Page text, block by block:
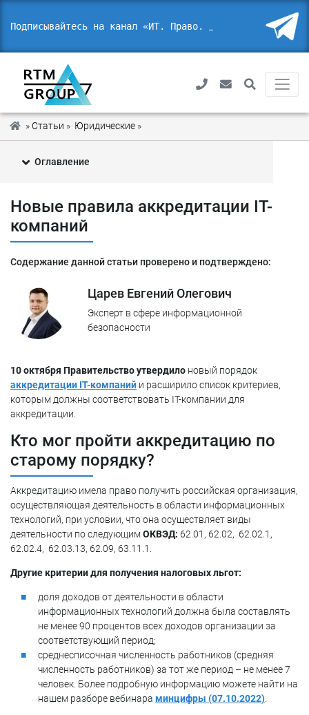
Подписывайтесь на канал «ИТ. Право. Без
»Статьи » Юридические»
Оглавление
2 Кто мог пройти аккредитацию по старому порядку?
Кто может пройти аккредитацию по новому
На что обратить внимание
Аннулирование аккредитации
Новые правила аккредитации IT-
компаний
Содержание данной статьи проверено и подтверждено:
Царев Евгений Олегович
Эксперт в сфере информационной
безопасности
10 октября Правительство утвердило новый порядок
аккредитации IT-компаний и расширило список критериев,
которым должны соответствовать IT-компании для
аккредитации.
Кто мог пройти аккредитацию по
старому порядку?
Аккредитацию имела право получить российская организация,
осуществляющая деятельность в области информационных
технологий, при условии, что она осуществляет виды
деятельности по следующимОКВЭД: 62.01, 62.02, 62.02.1,
62.02.4, 62.03.13, 62.09, 63.11.1.
Другие критерии для получения налоговых льгот:
доля доходов от деятельности в области
информационных технологий должна была составлять
не менее 90 процентов всех доходов организации за
соответствующий период;
среднесписочная численность работников (средняя
численность работников) за тот же период – не менее 7
человек. Более подробную информацию можете найти на
нашем разборе вебинара минцифры (07.10.2022)